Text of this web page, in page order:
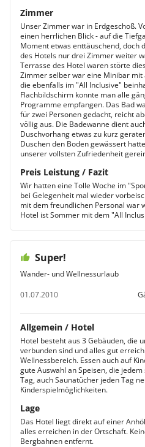
Zimmer
Unser Zimmer war in Erdgeschoß.
einen herrlichen Blick - auf die
Moment etwas enttäuschend, doch
des Hotels nur drei Zimmer weiter
Terrasse des Hotel waren störte
Zimmer selber war eine Minibar mit
die ebenfalls im "All Inclusive"
Flachbildschirm konnte man alle
Programme empfangen. Das Bad
für zwei Personen gedacht, reicht
völlig aus. Die Badewanne dient
Duschvorhang etwas zu kurz
Duschen den Boden gewässert
unserer vollsten Zufriedenheit
Preis Leistung / Fazit
Wir hatten eine Tolle Woche im
bei Gelegenheit mal wieder
mit dem freundlichen Personal war
Hotel ist Sommer mit dem "All
Super!
Wander- und Wellnessurlaub
01.07.2010
Allgemein / Hotel
Hotel besteht aus 3 Gebäuden, die
verbunden sind und alles gut
Wellnessbereich. Essen auch auf
gute Auswahl an Speisen, die
Tag, auch Saunatücher jeden Tag
Kinderspielmöglichkeiten.
Lage
Das Hotel liegt direkt auf einer
alles erreichen in der Ortschaft.
Bergbahnen entfernt.